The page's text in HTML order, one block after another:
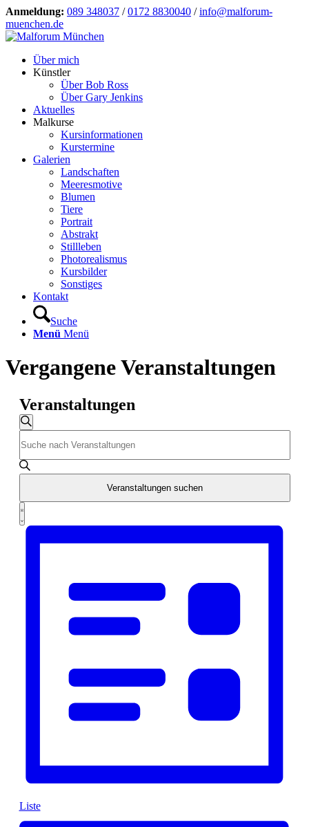
Anmeldung: 089 348037 /0172 8830040 /info@malforum-
muenchen.de
Über mich
Künstler
Über Bob Ross
Über Gary Jenkins
Aktuelles
Malkurse
Kursinformationen
Kurstermine
Galerien
Landschaften
Meeresmotive
Blumen
Tiere
Portrait
Abstrakt
Stillleben
Photorealismus
Kursbilder
Sonstiges
Kontakt
Suche
Menü Menü
Vergangene Veranstaltungen
Veranstaltungen
Veranstaltungen
Suche
und
Ansichten,
Navigation
Suche
Schlüsselwort
eingeben.
Suche
Veranstaltungen
Schlüsselwort.
Veranstaltungen suchen
Veranstaltung
Ansichten-
Liste
Liste